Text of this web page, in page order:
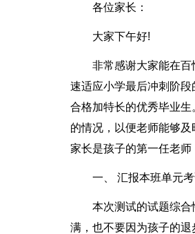
各位家长：
大家下午好!
非常感谢大家能在
速适应小学最后冲刺阶
合格加特长的优秀毕业
的情况，以便老师能够
家长是孩子的第一任老师
一、 汇报本班单元
本次测试的试题综
满，也不要因为孩子的